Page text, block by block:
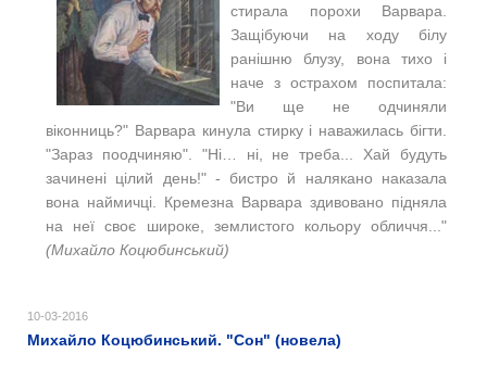
стирала порохи Варвара.
Защібуючи на ходу білу
ранішню блузу, вона тихо і
наче з острахом поспитала:
"Ви ще не одчиняли
віконниць?" Варвара кинула стирку і наважилась бігти.
"Зараз поодчиняю". "Ні… ні, не треба... Хай будуть
зачинені цілий день!" - бистро й налякано наказала
вона наймичці. Кремезна Варвара здивовано підняла
на неї своє широке, землистого кольору обличчя..."
(Михайло Коцюбинський)
10-03-2016
Михайло Коцюбинський. "Сон" (новела)